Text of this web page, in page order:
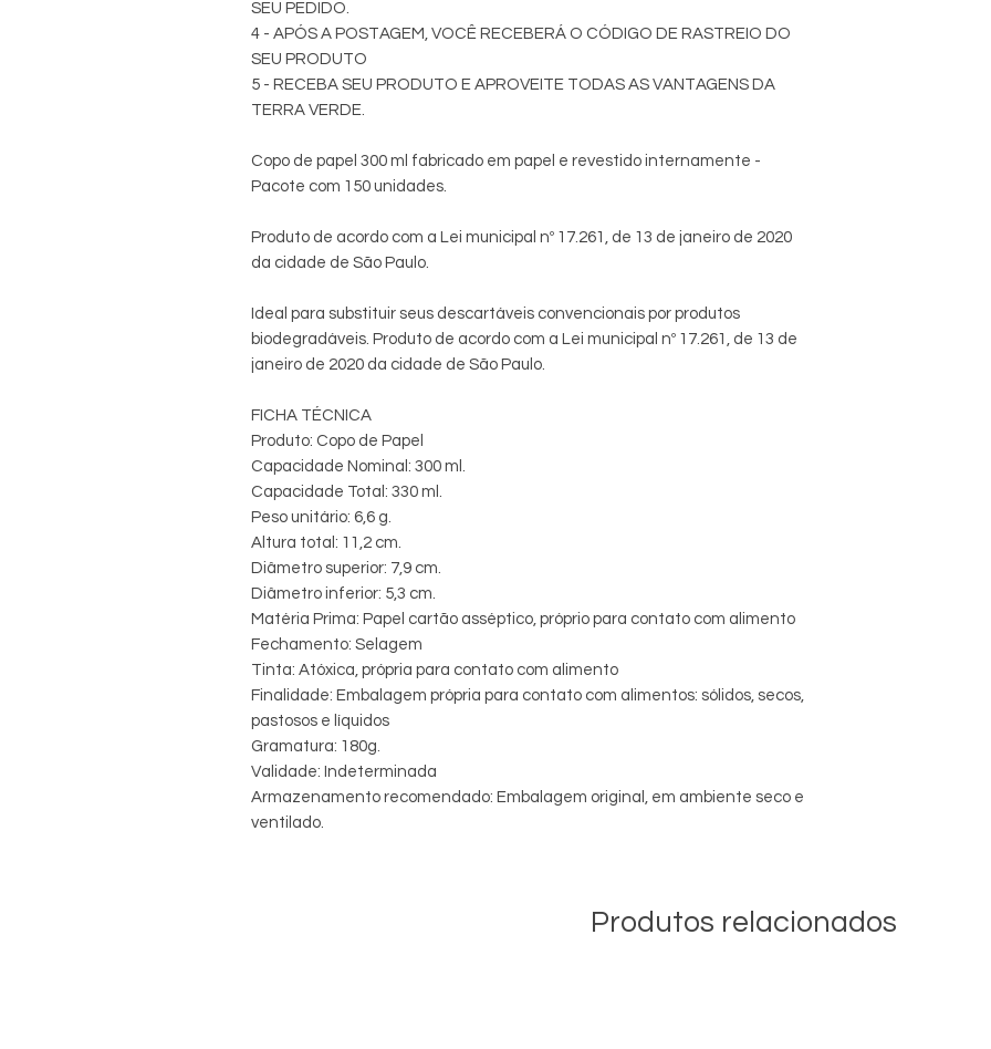
SEU PEDIDO.
4 - APÓS A POSTAGEM, VOCÊ RECEBERÁ O CÓDIGO DE RASTREIO DO
SEU PRODUTO
5 - RECEBA SEU PRODUTO E APROVEITE TODAS AS VANTAGENS DA
TERRA VERDE.
Copo de papel 300 ml fabricado em papel e revestido internamente -
Pacote com 150 unidades.
Produto de acordo com a Lei municipal nº 17.261, de 13 de janeiro de 2020
da cidade de São Paulo.
Ideal para substituir seus descartáveis convencionais por produtos
biodegradáveis. Produto de acordo com a Lei municipal nº 17.261, de 13 de
janeiro de 2020 da cidade de São Paulo.
FICHA TÉCNICA
Produto: Copo de Papel
Capacidade Nominal: 300 ml.
Capacidade Total: 330 ml.
Peso unitário: 6,6 g.
Altura total: 11,2 cm.
Diâmetro superior: 7,9 cm.
Diâmetro inferior: 5,3 cm.
Matéria Prima: Papel cartão asséptico, próprio para contato com alimento
Fechamento: Selagem
Tinta: Atóxica, própria para contato com alimento
Finalidade: Embalagem própria para contato com alimentos: sólidos, secos,
pastosos e líquidos
Gramatura: 180g.
Validade: Indeterminada
Armazenamento recomendado: Embalagem original, em ambiente seco e
ventilado.
Produtos relacionados